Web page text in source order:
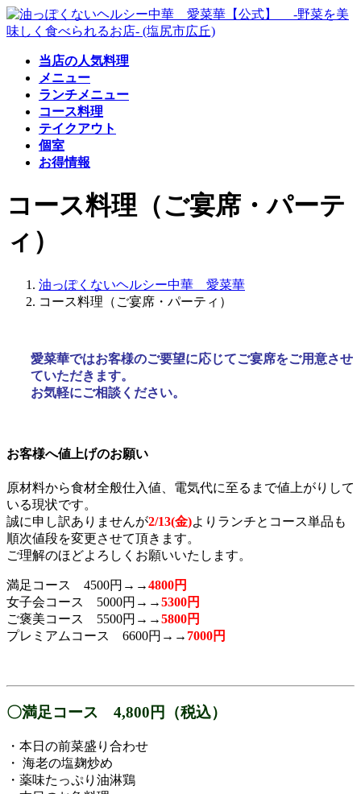
コ
ン
ナ
ビ
当店の人気料理
メニュー
ランチメニュー
コース料理
テイクアウト
個室
お得情報
コース料理（ご宴席・パーテ
ィ）
油っぽくないヘルシー中華 愛菜華
コース料理（ご宴席・パーティ）
愛菜華ではお客様のご要望に応じてご宴席をご用意させ
ていただきます。
お気軽にご相談ください。
お客様へ値上げのお願い
原材料から食材全般仕入値、電気代に至るまで値上がりして
いる現状です。
誠に申し訳ありませんが2/13(金)よりランチとコース単品も
順次値段を変更させて頂きます。
ご理解のほどよろしくお願いいたします。
満足コース 4500円→→4800円
女子会コース 5000円→→5300円
ご褒美コース 5500円→→5800円
プレミアムコース 6600円 →→ 7000円
〇満足コース 4,800円（税込）
・本日の前菜盛り合わせ
・ 海老の塩麹炒め
・薬味たっぷり油淋鶏